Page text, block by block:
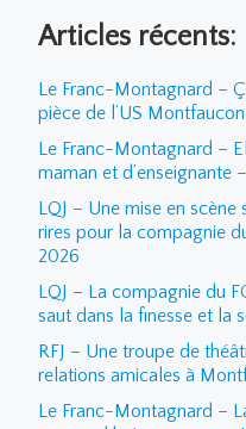
Articles récents:
Le Franc-Montagnard –
pièce de l’US
Le Franc-Montagnard –
maman et d’enseignante
LQJ – Une mise en
rires pour la compagnie
2026
LQJ – La compagnie du
saut dans la finesse et la
RFJ – Une troupe de
relations amicales à
Le Franc-Montagnard –